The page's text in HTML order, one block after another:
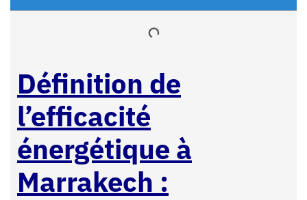
Définition de
l’efficacité
énergétique à
Marrakech :